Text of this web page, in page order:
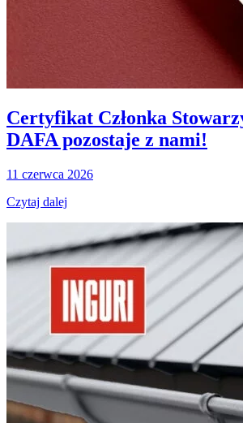
Certyfikat Członka
DAFA pozostaje z nami!
11 czerwca 2026
Czytaj dalej